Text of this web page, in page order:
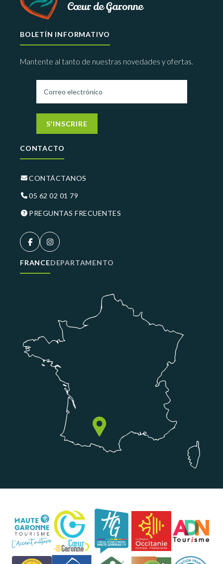
BOLETÍN INFORMATIVO
Mantente al tanto de nuestras novedades y ofertas.
S'INSCRIRE
CONTACTO
CONTÁCTANOS
05 62 02 01 79
PREGUNTAS FRECUENTES
FRANCEDEPARTAMENTO